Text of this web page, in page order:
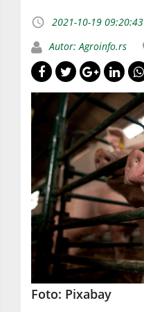
2021-10-19 09:20:43
Autor: Agroinfo.rs
Foto: Pixabay